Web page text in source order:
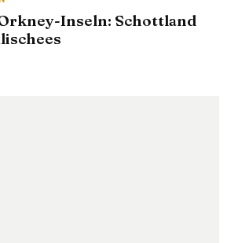
Inseln: Schottland